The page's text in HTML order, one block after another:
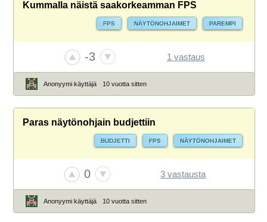
Kummalla näistä saakorkeamman FPS
FPS NÄYTÖNOHJAIMET PAREMPI
-3 1 vastaus
Anonyymi käyttäjä 10 vuotta sitten
Paras näytönohjain budjettiin
BUDJETTI FPS NÄYTÖNOHJAIMET
0 3 vastausta
Anonyymi käyttäjä 10 vuotta sitten